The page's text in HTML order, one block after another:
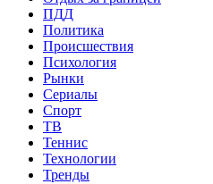
ПДД
Политика
Происшествия
Психология
Рынки
Сериалы
Спорт
ТВ
Теннис
Технологии
Тренды